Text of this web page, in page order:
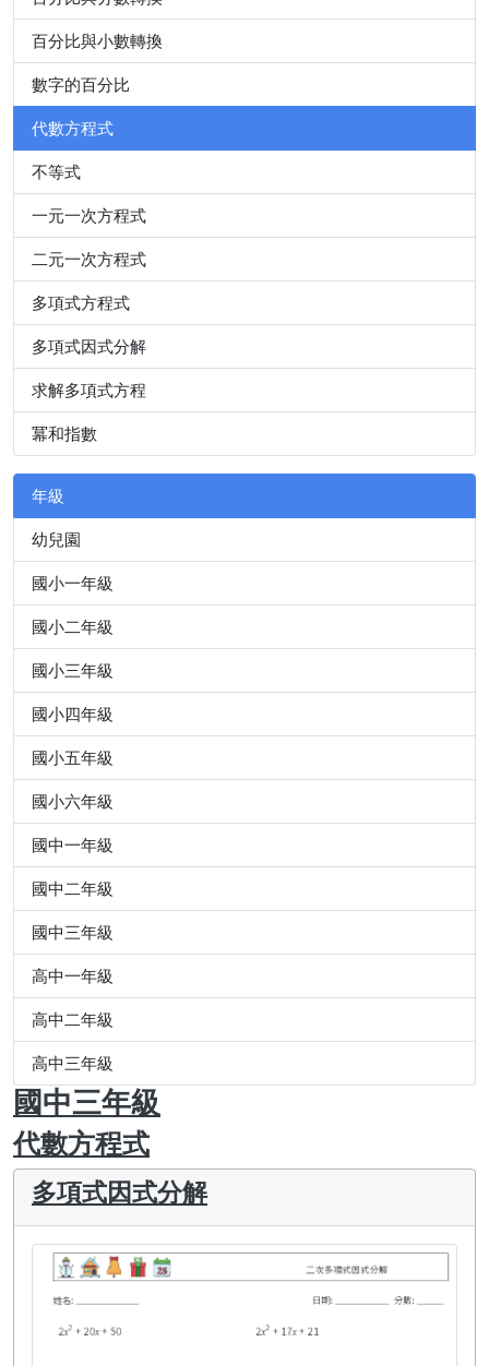
百分比與小數轉換
數字的百分比
代數方程式
不等式
一元一次方程式
二元一次方程式
多項式方程式
多項式因式分解
求解多項式方程
冪和指數
年級
幼兒園
國小一年級
國小二年級
國小三年級
國小四年級
國小五年級
國小六年級
國中一年級
國中二年級
國中三年級
高中一年級
高中二年級
高中三年級
國中三年級
代數方程式
多項式因式分解